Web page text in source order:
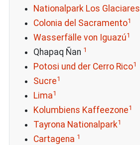
Nationalpark Los Glaciares
Colonia del Sacramento1
Wasserfälle von Iguazú1
Qhapaq Ñan 1
Potosi und der Cerro Rico1
Sucre1
Lima1
Kolumbiens Kaffeezone1
Tayrona Nationalpark1
Cartagena 1